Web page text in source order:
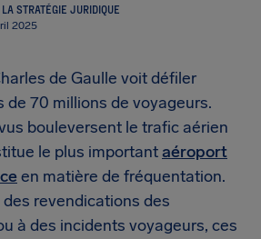
STRATÉGIE JURIDIQUE
2025
de Gaulle voit défiler
de 70 millions de voyageurs.
bouleversent le trafic aérien
le plus importantaéroport
en matière de fréquentation.
revendications des
à des incidents voyageurs, ces